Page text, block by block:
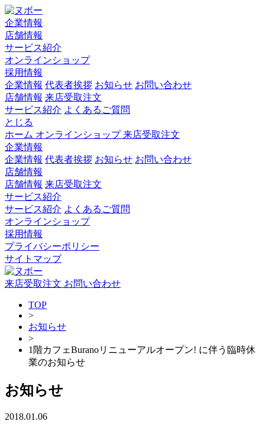
企業情報
店舗情報
サービス紹介
オンラインショップ
採用情報
企業情報 代表者挨拶 お知らせ お問い合わせ
店舗情報 来店受取注文
サービス紹介 よくあるご質問
とじる
ホーム オンラインショップ来店受取注文
企業情報
企業情報 代表者挨拶 お知らせ お問い合わせ
店舗情報
店舗情報 来店受取注文
サービス紹介
サービス紹介 よくあるご質問
オンラインショップ
採用情報
プライバシーポリシー
サイトマップ
来店受取注文 お問い合わせ
TOP
>
お知らせ
>
1階カフェBuranoリニューアルオープン! に伴う臨時休
業のお知らせ
お知らせ
2018.01.06